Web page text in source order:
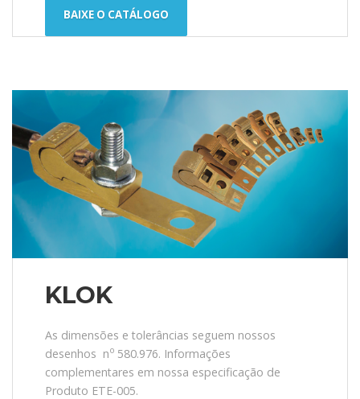
BAIXE O CATÁLOGO
KLOK
As dimensões e tolerâncias seguem nossos
desenhos no 580.976. Informações
complementares em nossa especificação de
Produto ETE-005.